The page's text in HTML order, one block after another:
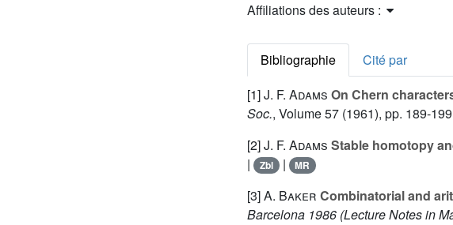
Affiliations des auteurs :
Bibliographie
Cité par
[1]J. F. Adams On Chern
Soc., Volume 57 (1961), pp. 189-
[2]J. F. Adams Stable homotopy
|
Zbl | MR
[3]A. Baker Combinatorial and
Barcelona 1986 (Lecture Notes in